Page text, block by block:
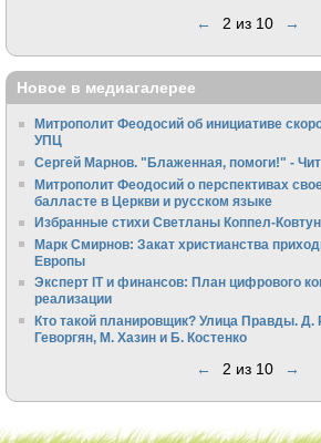
← 2 из 10 →
Новое в медиагалерее
Митрополит Феодосий об инициативе
УПЦ
Сергей Марнов. "Блаженная, помоги!" -
Митрополит Феодосий о перспективах
балласте в Церкви и русском языке
Избранные стихи Светланы Коппел-
Марк Смирнов: Закат христианства
Европы
Эксперт IT и финансов: План цифрового
реализации
Кто такой планировщик? Улица Правды. Д.
Геворгян, М. Хазин и Б. Костенко
← 2 из 10 →